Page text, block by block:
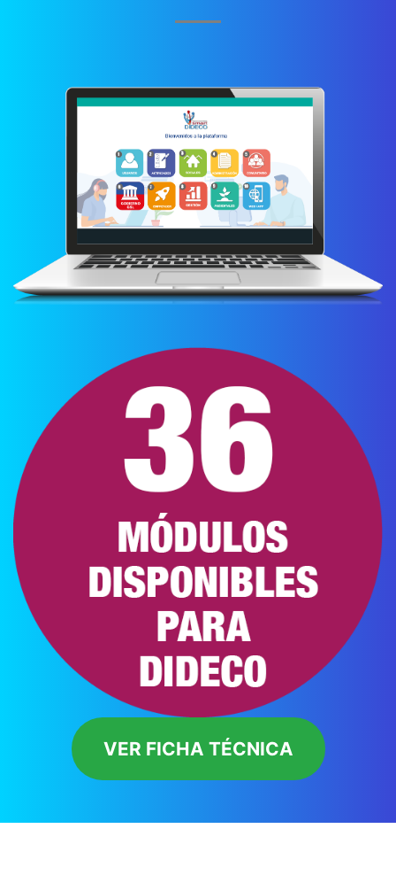
VER FICHA TÉCNICA